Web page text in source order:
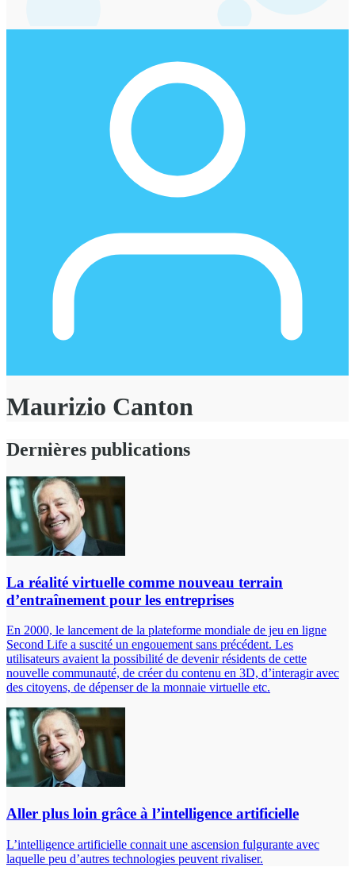
Maurizio Canton
Dernières publications
La réalité virtuelle comme nouveau terrain
d’entraînement pour les entreprises
En 2000, le lancement de la plateforme mondiale de jeu en ligne
Second Life a suscité un engouement sans précédent. Les
utilisateurs avaient la possibilité de devenir résidents de cette
nouvelle communauté, de créer du contenu en 3D, d’interagir avec
des citoyens, de dépenser de la monnaie virtuelle etc.
Aller plus loin grâce à l’intelligence artificielle
L’intelligence artificielle connait une ascension fulgurante avec
laquelle peu d’autres technologies peuvent rivaliser.